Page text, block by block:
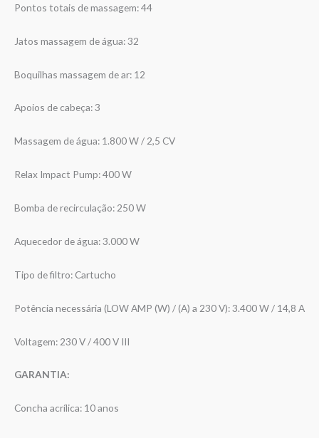
Pontos totais de massagem: 44
Jatos massagem de água: 32
Boquilhas massagem de ar: 12
Apoios de cabeça: 3
Massagem de água: 1.800 W / 2,5 CV
Relax Impact Pump: 400 W
Bomba de recirculação: 250 W
Aquecedor de água: 3.000 W
Tipo de filtro: Cartucho
Potência necessária (LOW AMP (W) / (A) a 230 V): 3.400 W / 14,8 A
Voltagem: 230 V / 400 V III
GARANTIA:
Concha acrílica: 10 anos